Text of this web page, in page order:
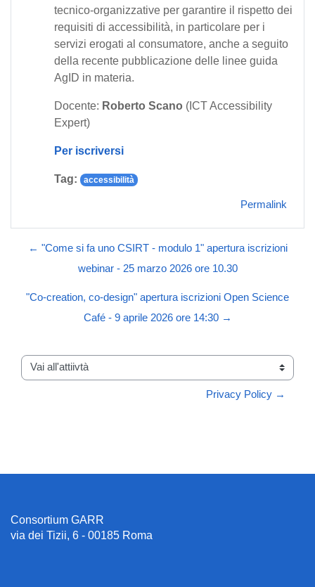
tecnico-organizzative per garantire il rispetto dei
requisiti di accessibilità, in particolare per i
servizi erogati al consumatore, anche a seguito
della recente pubblicazione delle linee guida
AgID in materia.
Docente: Roberto Scano (ICT Accessibility
Expert)
Per iscriversi
Tag: accessibilità
Permalink
← "Come si fa uno CSIRT - modulo 1" apertura iscrizioni
webinar - 25 marzo 2026 ore 10.30
"Co-creation, co-design" apertura iscrizioni Open Science
Café - 9 aprile 2026 ore 14:30 →
Vai all'attiivtà
Privacy Policy →
Consortium GARR
via dei Tizii, 6 - 00185 Roma